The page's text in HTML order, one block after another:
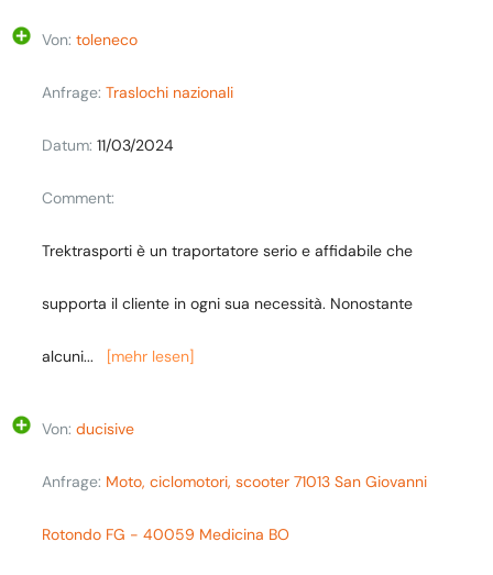
Von: toleneco
Anfrage: Traslochi nazionali
Datum: 11/03/2024
Comment:
Trektrasporti è un traportatore serio e affidabile che
supporta il cliente in ogni sua necessità. Nonostante
alcuni... [mehr lesen]
Von: ducisive
Anfrage: Moto, ciclomotori, scooter 71013 San Giovanni
Rotondo FG - 40059 Medicina BO